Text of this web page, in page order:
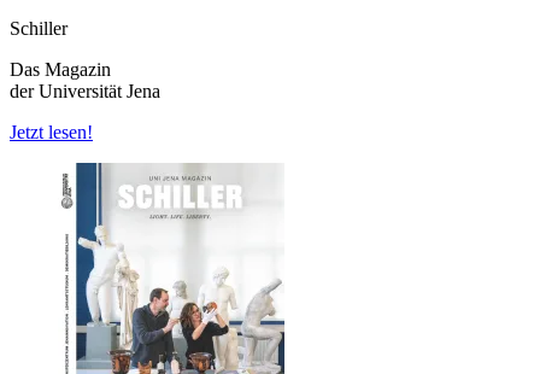
Schiller
Das Magazin
der Universität Jena
Jetzt lesen!